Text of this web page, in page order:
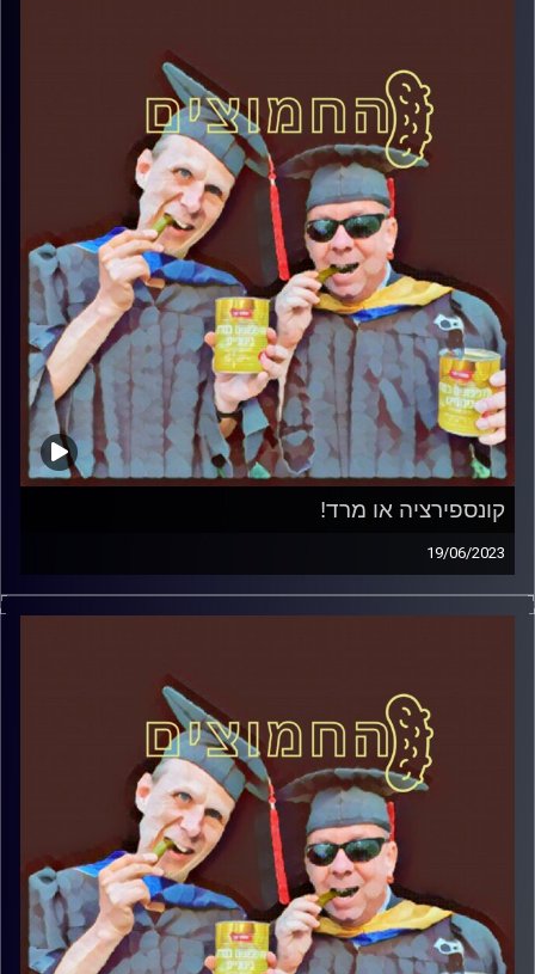
קונספירציה או מרד!
19/06/2023
המערכת הפוליטית על ספת הפסיכולוג, עם פרופסור בועז בן-
דוד ופרופסור גלעד הירשברגר.